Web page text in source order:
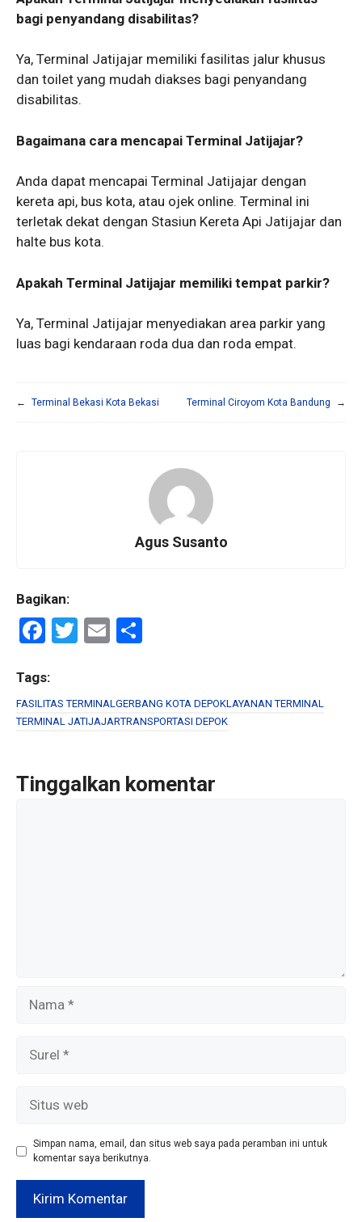
bagi penyandang disabilitas?
Ya, Terminal Jatijajar memiliki fasilitas jalur khusus
dan toilet yang mudah diakses bagi penyandang
disabilitas.
Bagaimana cara mencapai Terminal Jatijajar?
Anda dapat mencapai Terminal Jatijajar dengan
kereta api, bus kota, atau ojek online. Terminal ini
terletak dekat dengan Stasiun Kereta Api Jatijajar dan
halte bus kota.
Apakah Terminal Jatijajar memiliki tempat parkir?
Ya, Terminal Jatijajar menyediakan area parkir yang
luas bagi kendaraan roda dua dan roda empat.
← Terminal Bekasi Kota Bekasi Terminal Ciroyom Kota Bandung →
Agus Susanto
Bagikan:
F
ce
b
o
k
T
er
E
e
Tags:
FASILITAS TERMINALGERBANG KOTA DEPOKLAYANAN TERMINAL
TERMINAL JATIJAJARTRANSPORTASI DEPOK
Tinggalkan komentar
Simpan nama, email, dan situs web saya pada peramban ini untuk
komentar saya berikutnya.